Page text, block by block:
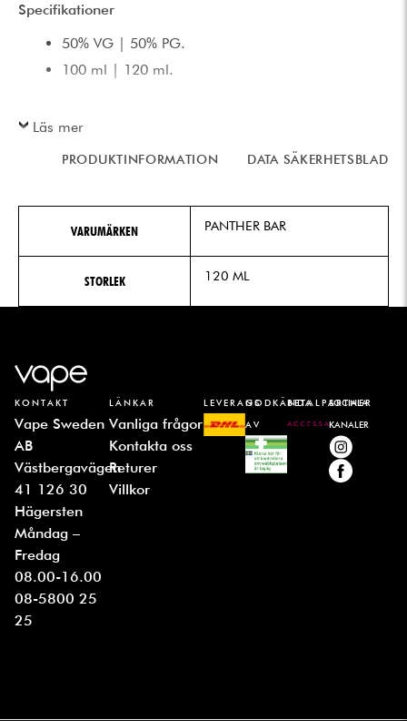
Specifikationer
50% VG | 50% PG.
100 ml | 120 ml.
Läs mer
PRODUKTINFORMATION DATA SÄKERHETSBLAD
VARUMÄRKEN PANTHER BAR
STORLEK 120 ML
KONTAKT
Vape Sweden
AB
Västbergavägen
41 126 30
Hägersten
Måndag –
Fredag
08.00-16.00
08-5800 25
25
LÄNKAR
Vanliga frågor
Kontakta oss
Returer
Villkor
LEVERANSGODKÄNDA
AV
BETALPARTNER
SOCIALA
KANALER